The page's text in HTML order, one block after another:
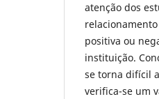
atenção dos
positiva ou
instituição.
se torna difícil
verifica-se um